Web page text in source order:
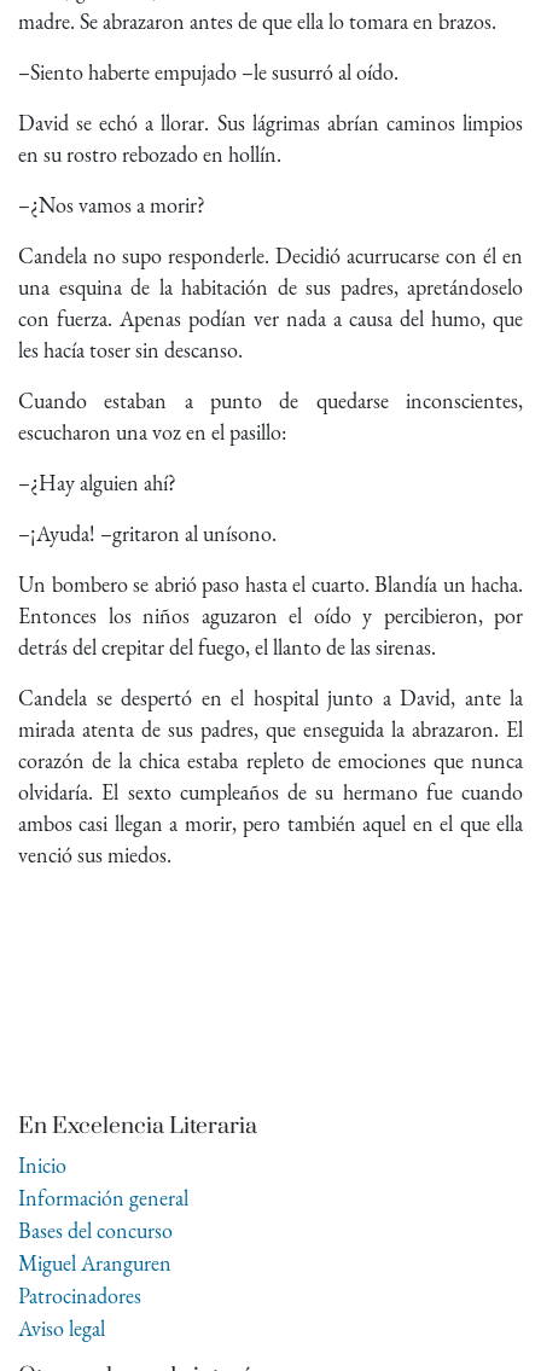
madre. Se abrazaron antes de que ella lo tomara en brazos.
–Siento haberte empujado –le susurró al oído.
David se echó a llorar. Sus lágrimas abrían caminos limpios
en su rostro rebozado en hollín.
–¿Nos vamos a morir?
Candela no supo responderle. Decidió acurrucarse con él en
una esquina de la habitación de sus padres, apretándoselo
con fuerza. Apenas podían ver nada a causa del humo, que
les hacía toser sin descanso.
Cuando estaban a punto de quedarse inconscientes,
escucharon una voz en el pasillo:
–¿Hay alguien ahí?
–¡Ayuda! –gritaron al unísono.
Un bombero se abrió paso hasta el cuarto. Blandía un hacha.
Entonces los niños aguzaron el oído y percibieron, por
detrás del crepitar del fuego, el llanto de las sirenas.
Candela se despertó en el hospital junto a David, ante la
mirada atenta de sus padres, que enseguida la abrazaron. El
corazón de la chica estaba repleto de emociones que nunca
olvidaría. El sexto cumpleaños de su hermano fue cuando
ambos casi llegan a morir, pero también aquel en el que ella
venció sus miedos.
En Excelencia Literaria
Inicio
Información general
Bases del concurso
Miguel Aranguren
Patrocinadores
Aviso legal